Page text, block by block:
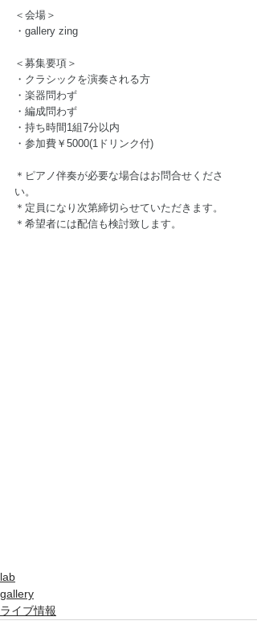
＜会場＞
・gallery zing
＜募集要項＞
・クラシックを演奏される方
・楽器問わず
・編成問わず
・持ち時間1組7分以内
・参加費￥5000(1ドリンク付)
＊ピアノ伴奏が必要な場合はお問合せくださ
い。
＊定員になり次第締切らせていただきます。
＊希望者には配信も検討致します。
lab
gallery
ライブ情報